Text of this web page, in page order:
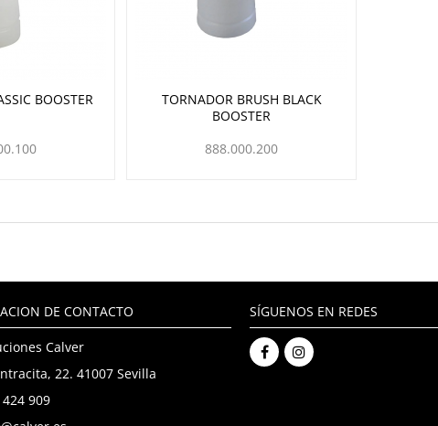
BOOSTER
TORNADOR BRUSH BLACK
BOOSTER
888.000.200
DE CONTACTO
Calver
22. 41007 Sevilla
909
SÍGUENOS EN REDES